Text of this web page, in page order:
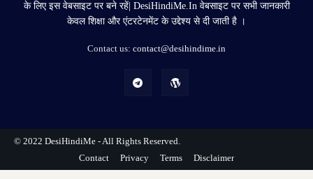
के लिए इस वेबसाइट पर बने रहें| DesiHindiMe.In वेबसाइट पर सभी जानकारी
केवल शिक्षा और एंटरटेनमेंट के उद्देश्य से दी जाती है ।
Contact us: contact@desihindime.in
© 2022 DesiHindiMe - All Rights Reserved.
Contact
Privacy Terms Disclaimer